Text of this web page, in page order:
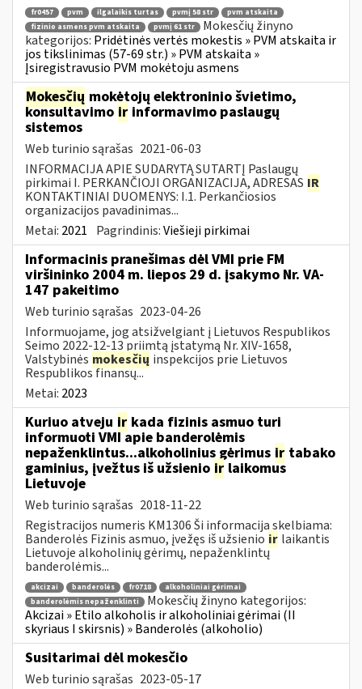
fr0457 pvm ilgalaikis turtas pvmį 58 str
pvm atskaita
fizinio asmens pvm atskaita
pvmį 61 str
Mokesčių žinyno
kategorijos: Pridėtinės vertės mokestis » PVM atskaita ir
jos tikslinimas (57-69 str.) » PVM atskaita »
Įsiregistravusio PVM mokėtoju asmens
Mokesčių mokėtojų elektroninio švietimo,
konsultavimo ir informavimo paslaugų
sistemos
Web turinio sąrašas 2021-06-03
INFORMACIJA APIE SUDARYTĄ SUTARTĮ Paslaugų
pirkimai I. PERKANČIOJI ORGANIZACIJA, ADRESAS IR
KONTAKTINIAI DUOMENYS: I.1. Perkančiosios
organizacijos pavadinimas...
Metai: 2021 Pagrindinis:Viešieji pirkimai
Informacinis pranešimas dėl VMI prie FM
viršininko 2004 m. liepos 29 d. įsakymo Nr. VA-
147 pakeitimo
Web turinio sąrašas 2023-04-26
Informuojame, jog atsižvelgiant į Lietuvos Respublikos
Seimo 2022-12-13 priimtą įstatymą Nr. XIV-1658,
Valstybinės mokesčių inspekcijos prie Lietuvos
Respublikos finansų...
Metai: 2023
Kuriuo atveju ir kada fizinis asmuo turi
informuoti VMI apie banderolėmis
nepaženklintus...alkoholinius gėrimus ir tabako
gaminius, įvežtus iš užsienio ir laikomus
Lietuvoje
Web turinio sąrašas 2018-11-22
Registracijos numeris KM1306 Ši informacija skelbiama:
Banderolės Fizinis asmuo, įvežęs iš užsienio ir laikantis
Lietuvoje alkoholinių gėrimų, nepaženklintų
banderolėmis...
akcizai banderolės fr0718
alkoholiniai gėrimai
banderolėmis nepaženklinti
Mokesčių žinyno kategorijos:
Akcizai » Etilo alkoholis ir alkoholiniai gėrimai (II
skyriaus I skirsnis) » Banderolės (alkoholio)
Susitarimai dėl mokesčio
Web turinio sąrašas 2023-05-17